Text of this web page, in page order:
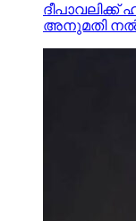
ദീപാവലിക്ക്
അനുമതി